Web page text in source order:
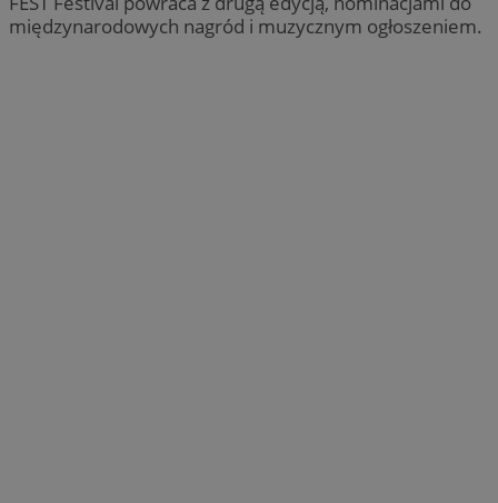
międzynarodowych nagród i muzycznym ogłoszeniem.